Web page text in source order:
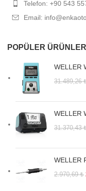
Telefon: +90 543
Email:
POPÜLER ÜRÜNLER
WELLER
31.489,26
WELLER
31.370,43
WELLER
2.970,69₺